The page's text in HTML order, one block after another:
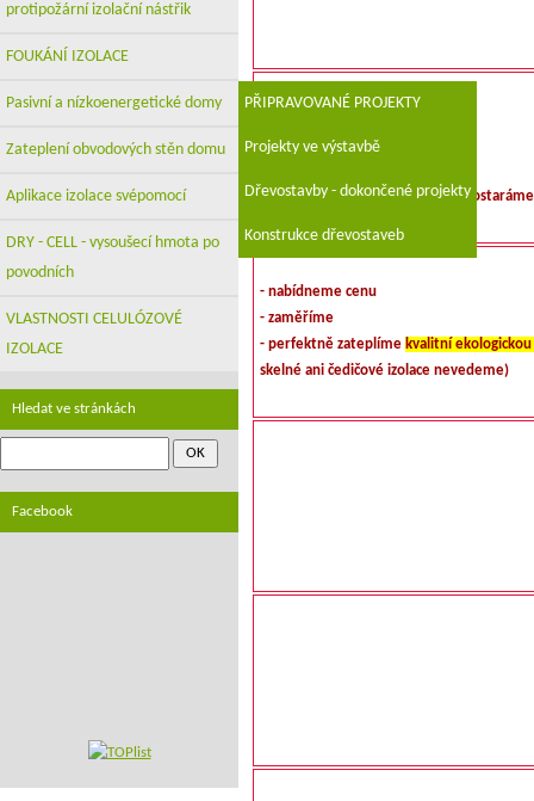
tel482 720 511
info@enroll.cza my už se o vše
- nabídneme cenu
- zaměříme
- perfektně zateplíme kvalitní ekologickou
skelné ani čedičové izolace nevedeme)
protipožární izolační nástřik
FOUKÁNÍ IZOLACE
Pasivní a nízkoenergetické domy PŘIPRAVOVANÉ PROJEKTY
Projekty ve výstavbě
Dřevostavby - dokončené projekty
Konstrukce dřevostaveb
Zateplení obvodových stěn domu
Aplikace izolace svépomocí
DRY - CELL - vysoušecí hmota po
povodních
VLASTNOSTI CELULÓZOVÉ
IZOLACE
Hledat ve stránkách
Facebook